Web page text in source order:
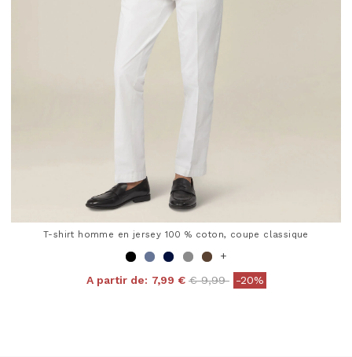
T-shirt homme en jersey 100 % coton, coupe classique
+
A partir de: 7,99 € Price reduced from
€ 9,99to-20%